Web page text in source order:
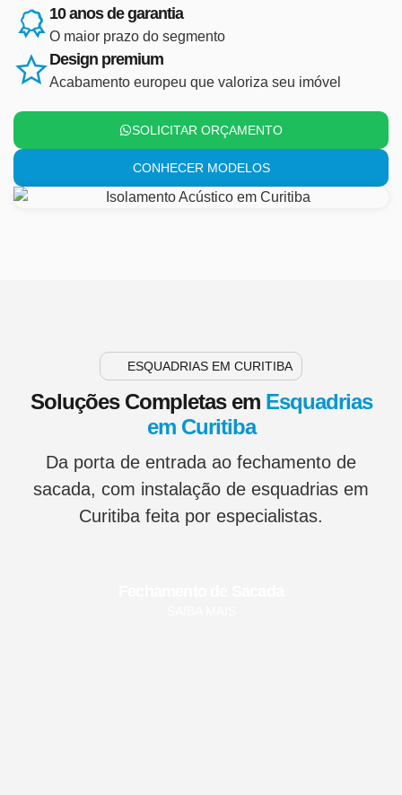
10 anos de garantia
O maior prazo do segmento
Design premium
Acabamento europeu que valoriza seu imóvel
SOLICITAR ORÇAMENTO
CONHECER MODELOS
ESQUADRIAS EM CURITIBA
Soluções Completas em Esquadrias
em Curitiba
Da porta de entrada ao fechamento de
sacada, com instalação de esquadrias em
Curitiba feita por especialistas.